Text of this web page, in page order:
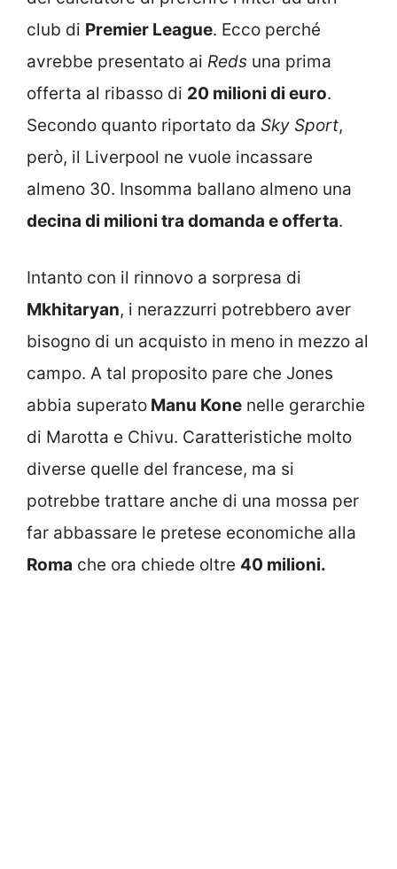
club di Premier League. Ecco perché
avrebbe presentato ai Reds una prima
offerta al ribasso di 20 milioni di euro.
Secondo quanto riportato da Sky Sport,
però, il Liverpool ne vuole incassare
almeno 30. Insomma ballano almeno una
decina di milioni tra domanda e offerta.
Intanto con il rinnovo a sorpresa di
Mkhitaryan, i nerazzurri potrebbero aver
bisogno di un acquisto in meno in mezzo al
campo. A tal proposito pare che Jones
abbia superato Manu Kone nelle gerarchie
di Marotta e Chivu. Caratteristiche molto
diverse quelle del francese, ma si
potrebbe trattare anche di una mossa per
far abbassare le pretese economiche alla
Roma che ora chiede oltre 40 milioni.